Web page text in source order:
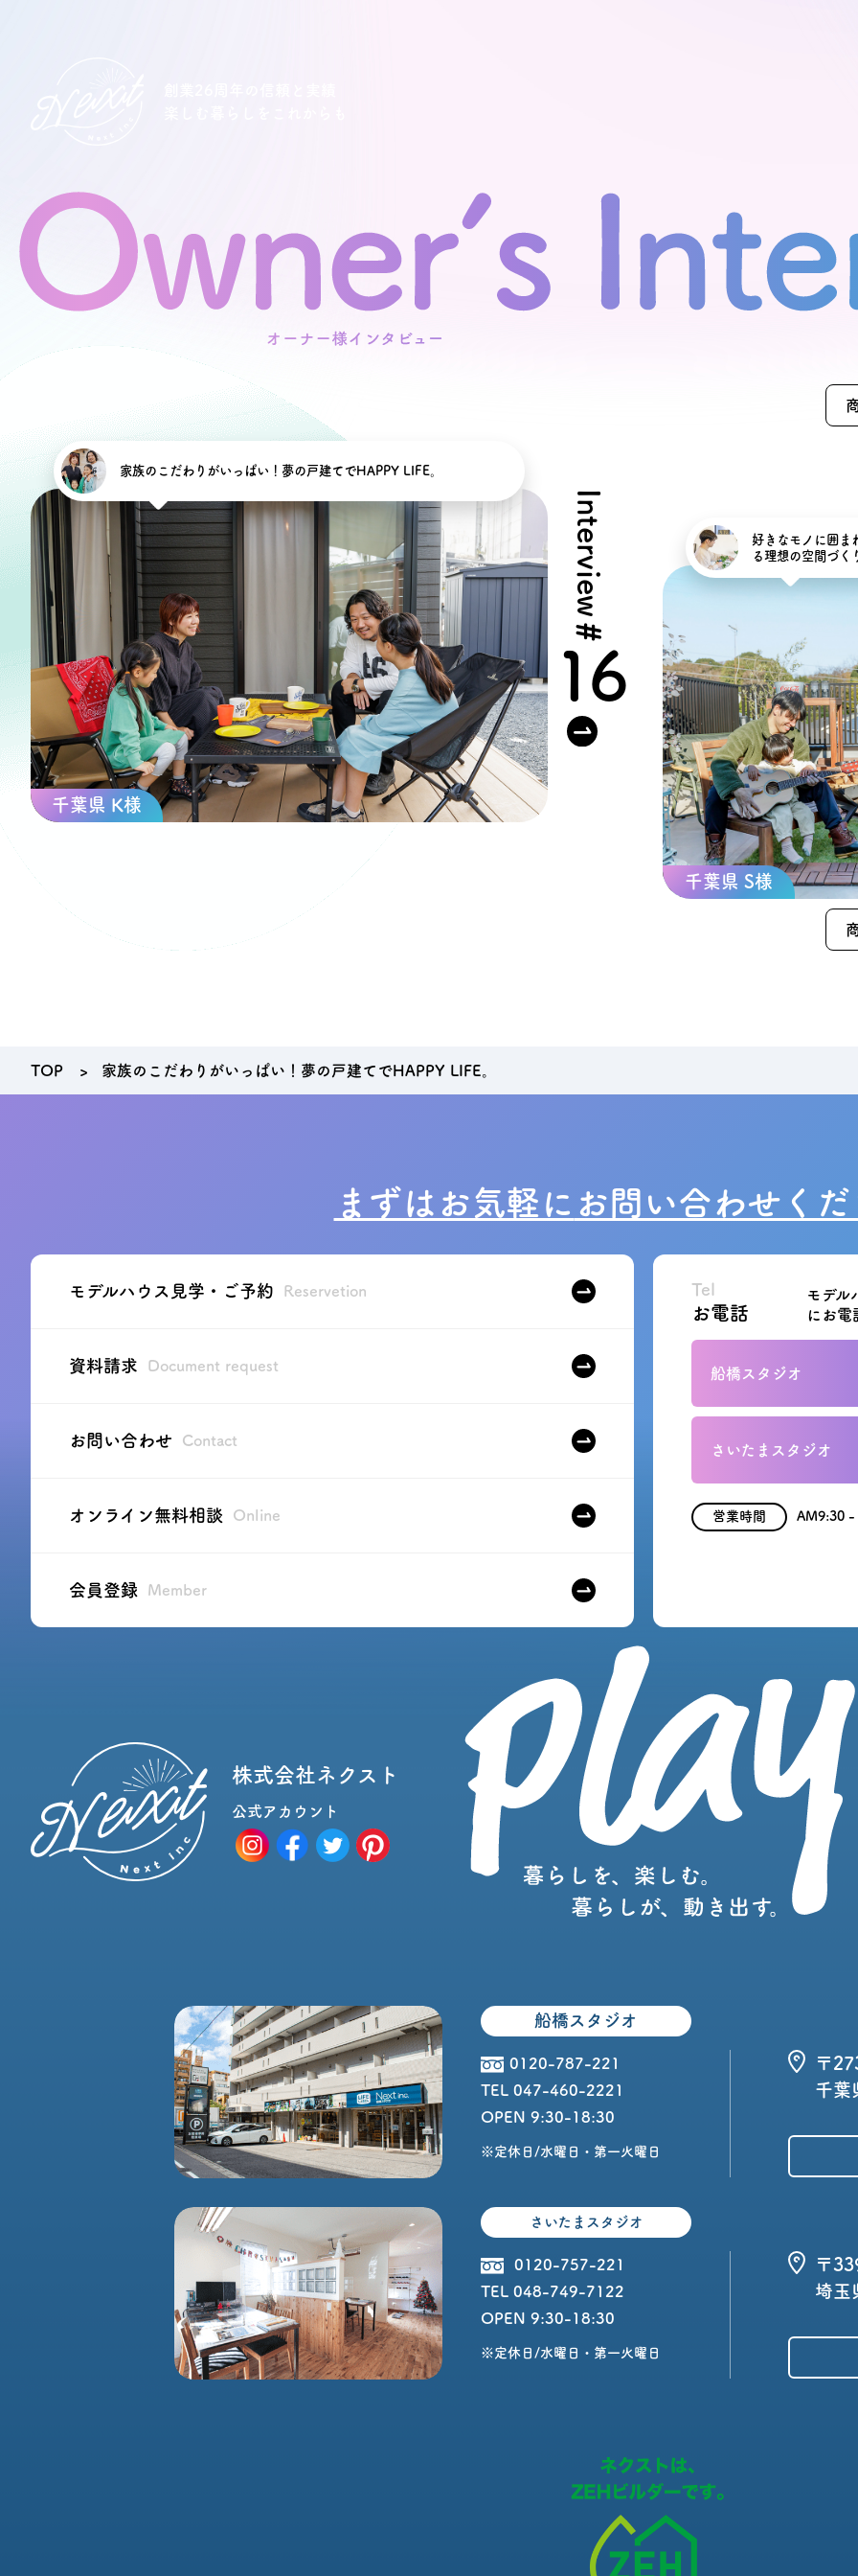
住宅商品
イベント
ごあいさつ
チーム紹介
アクセス
ブログ
会社案内
キャンペーン
プライバシーポリシー
お問い合
資料請求
お電話
船橋ス
さいた
千葉県 K様
家族のこだわりがいっぱい！夢の戸建てでHAPPY LIFE。
Interview
#
16
千葉県 S様
好きなモノに囲
る理想の空間づく
TOP 家族のこだわりがいっぱい！夢の戸建てでHAPPY LIFE。
まずはお気軽に お問い合わせく
モデルハウス見学・ご予約 Reservetion
資料請求 Document request
お問い合わせ Contact
オンライン無料相談 Online
会員登録 Member
Tel
お電話
モデル
にお電
船橋スタジオ
さいたまスタジオ
営業時間 AM9:30 -
株式会社ネクスト
公式アカウント
船橋スタジオ
0120-787-221
TEL 047-460-2221
OPEN 9:30-18:30
※定休日/水曜日・第一火曜日
〒
千葉
さいたまスタジオ
0120-757-221
TEL 048-749-7122
OPEN 9:30-18:30
※定休日/水曜日・第一火曜日
〒
埼玉